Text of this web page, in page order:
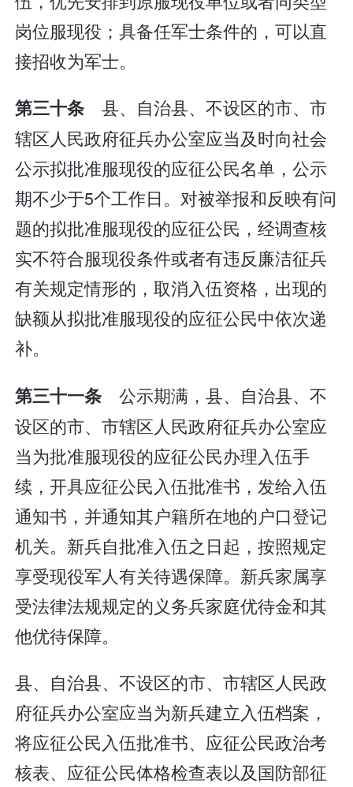
岗位服现役；具备任军士条件的，可以直
接招收为军士。
第三十条 县、自治县、不设区的市、市
辖区人民政府征兵办公室应当及时向社会
公示拟批准服现役的应征公民名单，公示
期不少于5个工作日。对被举报和反映有问
题的拟批准服现役的应征公民，经调查核
实不符合服现役条件或者有违反廉洁征兵
有关规定情形的，取消入伍资格，出现的
缺额从拟批准服现役的应征公民中依次递
补。
第三十一条 公示期满，县、自治县、不
设区的市、市辖区人民政府征兵办公室应
当为批准服现役的应征公民办理入伍手
续，开具应征公民入伍批准书，发给入伍
通知书，并通知其户籍所在地的户口登记
机关。新兵自批准入伍之日起，按照规定
享受现役军人有关待遇保障。新兵家属享
受法律法规规定的义务兵家庭优待金和其
他优待保障。
县、自治县、不设区的市、市辖区人民政
府征兵办公室应当为新兵建立入伍档案，
将应征公民入伍批准书、应征公民政治考
核表、应征公民体格检查表以及国防部征